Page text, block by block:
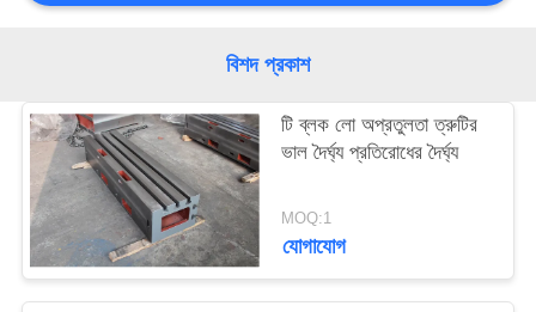
বিশদ প্রকাশ
টি ব্লক লো অপ্রতুলতা ত্রুটির
ভাল দৈর্ঘ্য প্রতিরোধের দৈর্ঘ্য
MOQ:1
যোগাযোগ